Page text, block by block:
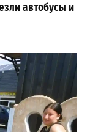
автобусы и